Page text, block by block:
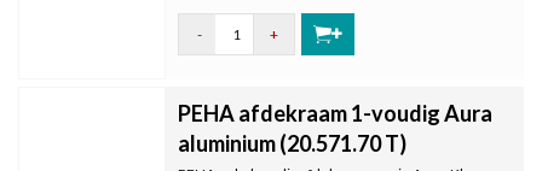
- +
PEHA afdekraam 1-voudig Aura
aluminium (20.571.70 T)